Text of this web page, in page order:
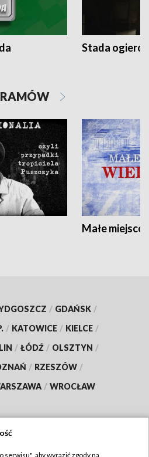
Stada
Małe
/ GDAŃSK /
/ KATOWICE / KIELCE /
/ ŁÓDŹ / OLSZTYN /
/ RZESZÓW /
/ WROCŁAW
serwisu", aby wyrazić zgody na